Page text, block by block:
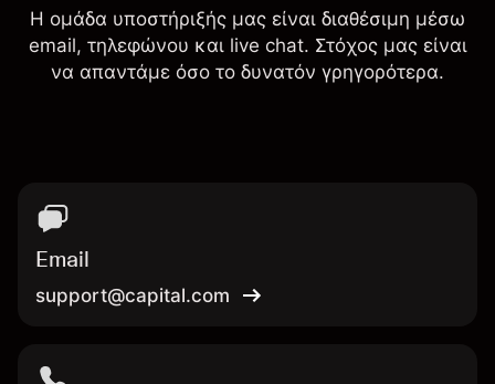
Η ομάδα υποστήριξής μας είναι διαθέσιμη μέσω
email, τηλεφώνου και live chat. Στόχος μας είναι
να απαντάμε όσο το δυνατόν γρηγορότερα.
Email
support@capital.com